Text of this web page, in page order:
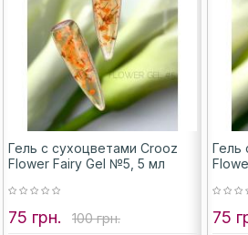
Гель с сухоцветами Crooz
Flower Fairy Gel №5, 5 мл
75 грн. 100 грн.
Гель
75